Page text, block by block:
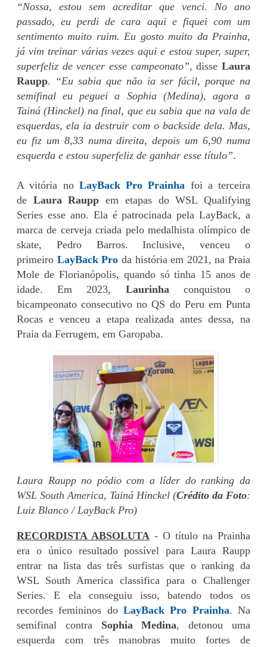
“Nossa, estou sem acreditar que venci. No ano
passado, eu perdi de cara aqui e fiquei com um
sentimento muito ruim. Eu gosto muito da Prainha,
já vim treinar várias vezes aqui e estou super, super,
superfeliz de vencer esse campeonato”, disseLaura
Raupp. “Eu sabia que não ia ser fácil, porque na
semifinal eu peguei a Sophia (Medina), agora a
Tainá (Hinckel) na final, que eu sabia que na vala de
esquerdas, ela ia destruir com o backside dela. Mas,
eu fiz um 8,33 numa direita, depois um 6,90 numa
esquerda e estou superfeliz de ganhar esse título”.
A vitória no LayBack Pro Prainha foi a terceira
de Laura Raupp em etapas do WSL Qualifying
Series esse ano. Ela é patrocinada pela LayBack, a
marca de cerveja criada pelo medalhista olímpico de
skate, Pedro Barros. Inclusive, venceu o
primeiro LayBack Pro da história em 2021, na Praia
Mole de Florianópolis, quando só tinha 15 anos de
idade. Em 2023, Laurinha conquistou o
bicampeonato consecutivo no QS do Peru em Punta
Rocas e venceu a etapa realizada antes dessa, na
Praia da Ferrugem, em Garopaba.
Laura Raupp no pódio com a líder do ranking da
WSL South America, Tainá Hinckel (Crédito da Foto:
Luiz Blanco / LayBack Pro)
RECORDISTA ABSOLUTA - O título na Prainha
era o único resultado possível para Laura Raupp
entrar na lista das três surfistas que o ranking da
WSL South America classifica para o Challenger
Series. E ela conseguiu isso, batendo todos os
recordes femininos do LayBack Pro Prainha. Na
semifinal contra Sophia Medina, detonou uma
esquerda com três manobras muito fortes de